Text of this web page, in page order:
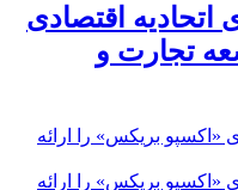
اتحادیه اقتصادی
تجارت و